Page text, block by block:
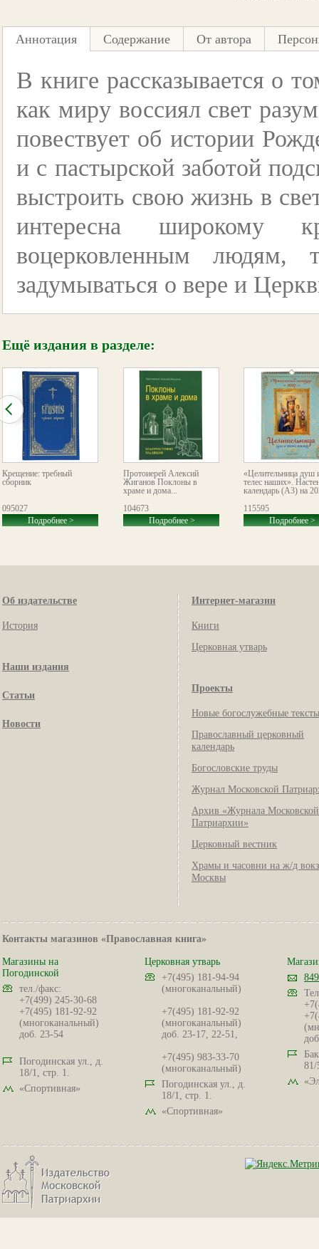
Аннотация Содержание От автора
В книге рассказывается о
как миру воссиял свет
повествует об истории
и с пастырской заботой
выстроить свою жизнь в
интересна широкому
воцерковленным
задумываться о вере и
Ещё издания в разделе:
Крещение: требный
сборник
095027
Подробнее >
Протоиерей Алексий
Жиганов Поклоны в
храме и дома...
104673
Подробнее >
«Целительница душ
телес наших».
календарь (А3) на
115595
Подробнее >
Об издательстве
История
Наши издания
Статьи
Новости
Интернет-магазин
Книги
Церковная утварь
Проекты
Новые богослужебные тексты
Православный церковный
календарь
Богословские труды
Журнал Московской
Архив «Журнала Московской
Патриархии»
Церковный вестник
Храмы и часовни на ж/д
Москвы
Контакты магазинов «Православная книга»
Магазины на
Погодинской
тел./факс:
+7(499) 245-30-68
+7(495) 181-92-92
(многоканальный)
доб. 23-54
Погодинская ул., д.
18/1, стр. 1.
«Спортивная»
Церковная утварь
+7(495) 181-94-94
(многоканальный)
+7(495) 181-92-92
(многоканальный)
доб. 23-17, 22-51,
+7(495) 983-33-70
(многоканальный)
Погодинская ул., д.
18/1, стр. 1.
«Спортивная»
81/